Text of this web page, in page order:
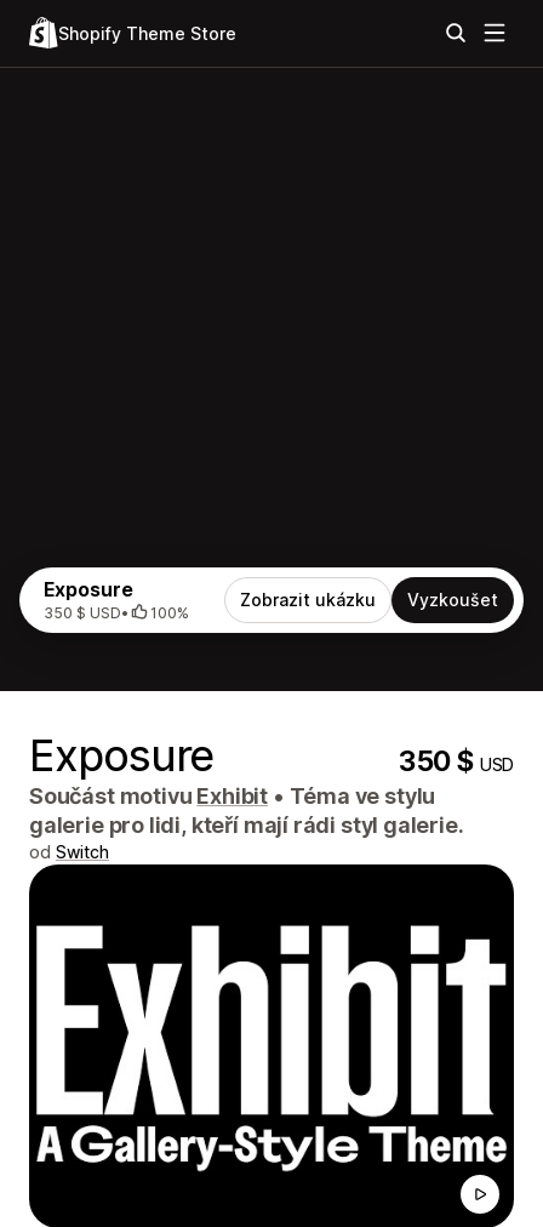
Shopify Theme Store
Exposure
350 $ USD• 100%
Zobrazit ukázku Vyzkoušet
Exposure 350 $USD
Součást motivu Exhibit • Téma ve stylu
galerie pro lidi, kteří mají rádi styl galerie.
od Switch